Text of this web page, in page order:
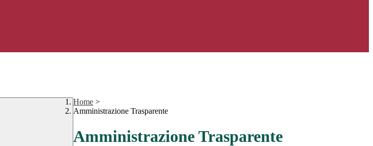
Home >
Amministrazione Trasparente
Amministrazione Trasparente